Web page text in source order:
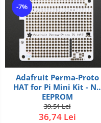
-7%
Adafruit Perma-Proto
HAT for Pi Mini Kit - No
EEPROM
39,51 Lei
36,74 Lei